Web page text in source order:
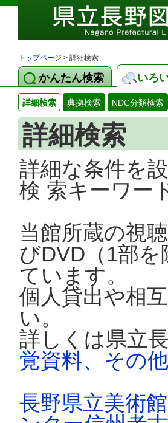
トップページ > 詳細検索
かんたん検索 いろ
詳細検索 典拠検索 NDC分類検索
詳細検索
詳細な条件を
検 索キーワー
当館所蔵の視
びDVD（1部
ています。
個人貸出や相
い。
詳しくは県立
覚資料、その
長野県立美術